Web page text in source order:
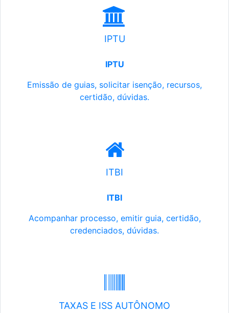
IPTU
IPTU
Emissão de guias, solicitar isenção, recursos,
certidão, dúvidas.
ITBI
ITBI
Acompanhar processo, emitir guia, certidão,
credenciados, dúvidas.
TAXAS E ISS AUTÔNOMO